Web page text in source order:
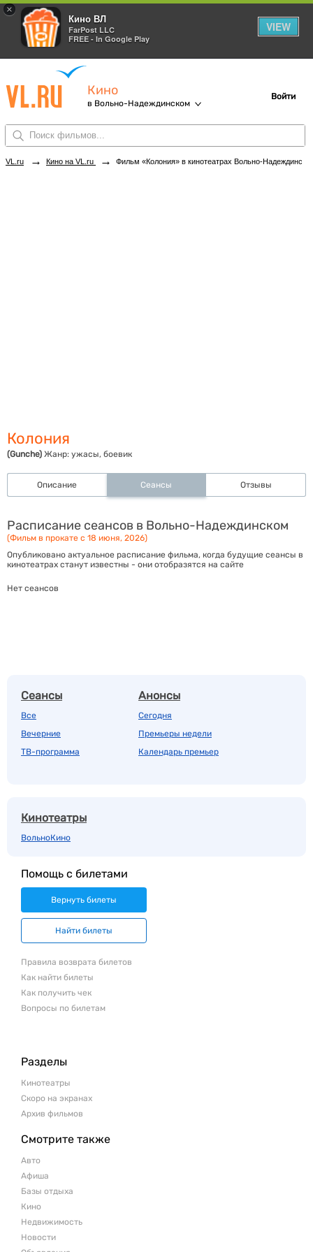
×
Кино ВЛ
FarPost LLC
FREE - In Google Play
VIEW
Кино
в Вольно-Надеждинском
Войти
VL.ru → Кино на VL.ru → Фильм «Колония» в кинотеатрах Вольно-Надеждинского. Купить билеты!
Колония
(Gunche) Жанр: ужасы, боевик
Описание Сеансы Отзывы
Расписание сеансов в Вольно-Надеждинском
(Фильм в прокате с 18 июня, 2026)
Опубликовано актуальное расписание фильма, когда будущие сеансы в
кинотеатрах станут известны - они отобразятся на сайте
Нет сеансов
Сеансы
Все
Вечерние
ТВ-программа
Анонсы
Сегодня
Премьеры недели
Календарь премьер
Кинотеатры
ВольноКино
Помощь с билетами
Вернуть билеты
Найти билеты
Правила возврата билетов
Как найти билеты
Как получить чек
Вопросы по билетам
Разделы
Кинотеатры
Скоро на экранах
Архив фильмов
Смотрите также
Авто
Афиша
Базы отдыха
Кино
Недвижимость
Новости